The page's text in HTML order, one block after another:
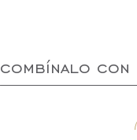
combínalo con
nuevo